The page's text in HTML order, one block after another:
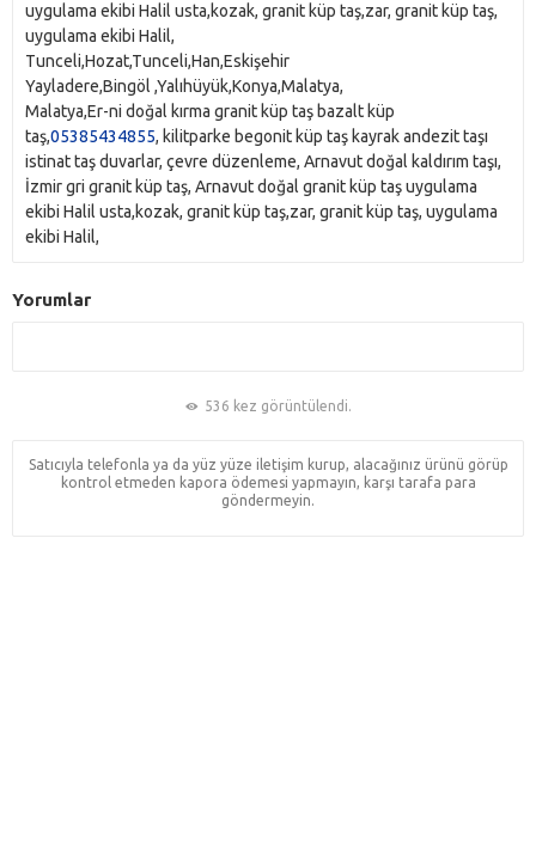
uygulama ekibi Halil usta,kozak, granit küp taş,zar, granit küp taş,
uygulama ekibi Halil,
Tunceli,Hozat,Tunceli,Han,Eskişehir
Yayladere,Bingöl ,Yalıhüyük,Konya,Malatya,
Malatya,Er-ni doğal kırma granit küp taş bazalt küp
taş,05385434855, kilitparke begonit küp taş kayrak andezit taşı
istinat taş duvarlar, çevre düzenleme, Arnavut doğal kaldırım taşı,
İzmir gri granit küp taş, Arnavut doğal granit küp taş uygulama
ekibi Halil usta,kozak, granit küp taş,zar, granit küp taş, uygulama
ekibi Halil,
Yorumlar
536 kez görüntülendi.
Satıcıyla telefonla ya da yüz yüze iletişim kurup, alacağınız ürünü görüp
kontrol etmeden kapora ödemesi yapmayın, karşı tarafa para
göndermeyin.